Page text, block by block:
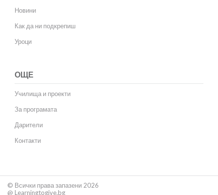
Новини
Как да ни подкрепиш
Уроци
ОЩЕ
Училища и проекти
За програмата
Дарители
Контакти
© Всички права запазени 2026
@ Learningtogive.bg